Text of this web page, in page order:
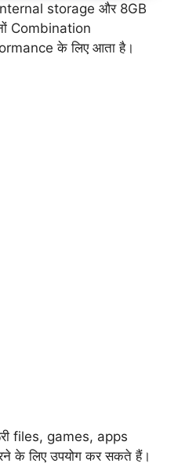
storage और 8GB
Combination
के लिए आता है।
files, games, apps
के लिए उपयोग कर सकते हैं।